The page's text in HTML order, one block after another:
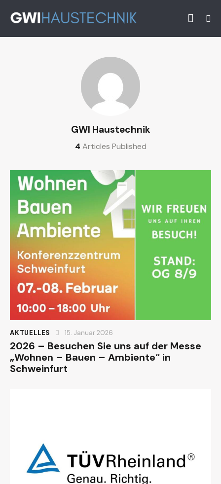
GWI Haustechnik
4 Articles Published
AKTUELLES 15. Januar 2026
2026 – Besuchen Sie uns auf der Messe
„Wohnen – Bauen – Ambiente“ in
Schweinfurt